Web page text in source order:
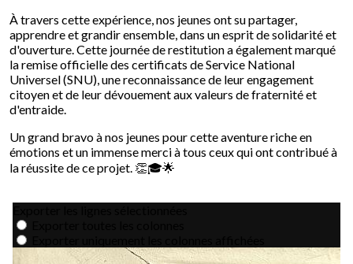
À travers cette expérience, nos jeunes ont su partager,
apprendre et grandir ensemble, dans un esprit de solidarité et
d'ouverture. Cette journée de restitution a également marqué
la remise officielle des certificats de Service National
Universel (SNU), une reconnaissance de leur engagement
citoyen et de leur dévouement aux valeurs de fraternité et
d'entraide.
Un grand bravo à nos jeunes pour cette aventure riche en
émotions et un immense merci à tous ceux qui ont contribué à
la réussite de ce projet. 👏🎓🌟